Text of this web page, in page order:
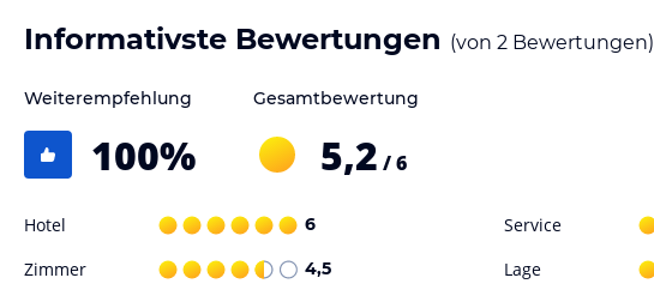
Informativste Bewertungen (von 2 Bewertungen)
Weiterempfehlung
100%
Gesamtbewertung
5,2 / 6
Hotel 6 Service
Zimmer 4,5 Lage